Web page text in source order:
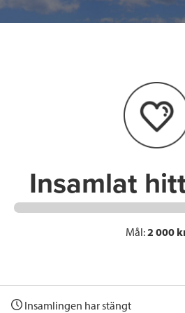
e
I
n
Insamlat
Mål:2 000
Insamlingen har stängt